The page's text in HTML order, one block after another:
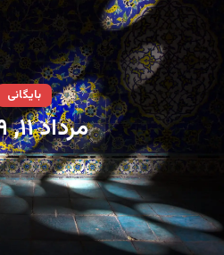
بایگانی
مرداد ۱۱, ۱۳۸۹